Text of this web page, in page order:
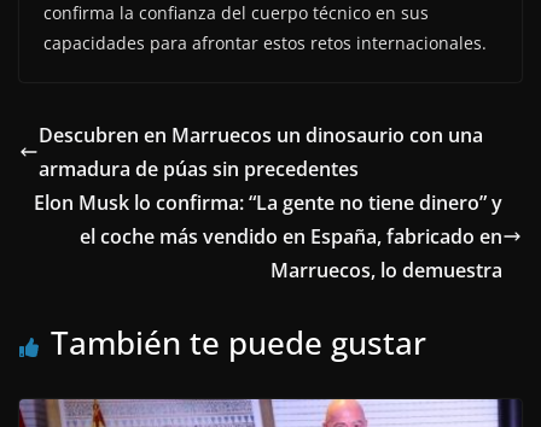
confirma la confianza del cuerpo técnico en sus
capacidades para afrontar estos retos internacionales.
Descubren en Marruecos un dinosaurio con una
armadura de púas sin precedentes
Elon Musk lo confirma: “La gente no tiene dinero” y
el coche más vendido en España, fabricado en
Marruecos, lo demuestra
También te puede gustar